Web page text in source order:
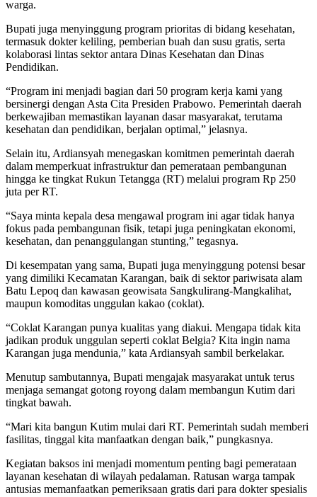
warga.
Bupati juga menyinggung program prioritas di bidang kesehatan,
termasuk dokter keliling, pemberian buah dan susu gratis, serta
kolaborasi lintas sektor antara Dinas Kesehatan dan Dinas
Pendidikan.
“Program ini menjadi bagian dari 50 program kerja kami yang
bersinergi dengan Asta Cita Presiden Prabowo. Pemerintah daerah
berkewajiban memastikan layanan dasar masyarakat, terutama
kesehatan dan pendidikan, berjalan optimal,” jelasnya.
Selain itu, Ardiansyah menegaskan komitmen pemerintah daerah
dalam memperkuat infrastruktur dan pemerataan pembangunan
hingga ke tingkat Rukun Tetangga (RT) melalui program Rp 250
juta per RT.
“Saya minta kepala desa mengawal program ini agar tidak hanya
fokus pada pembangunan fisik, tetapi juga peningkatan ekonomi,
kesehatan, dan penanggulangan stunting,” tegasnya.
Di kesempatan yang sama, Bupati juga menyinggung potensi besar
yang dimiliki Kecamatan Karangan, baik di sektor pariwisata alam
Batu Lepoq dan kawasan geowisata Sangkulirang-Mangkalihat,
maupun komoditas unggulan kakao (coklat).
“Coklat Karangan punya kualitas yang diakui. Mengapa tidak kita
jadikan produk unggulan seperti coklat Belgia? Kita ingin nama
Karangan juga mendunia,” kata Ardiansyah sambil berkelakar.
Menutup sambutannya, Bupati mengajak masyarakat untuk terus
menjaga semangat gotong royong dalam membangun Kutim dari
tingkat bawah.
“Mari kita bangun Kutim mulai dari RT. Pemerintah sudah memberi
fasilitas, tinggal kita manfaatkan dengan baik,” pungkasnya.
Kegiatan baksos ini menjadi momentum penting bagi pemerataan
layanan kesehatan di wilayah pedalaman. Ratusan warga tampak
antusias memanfaatkan pemeriksaan gratis dari para dokter spesialis